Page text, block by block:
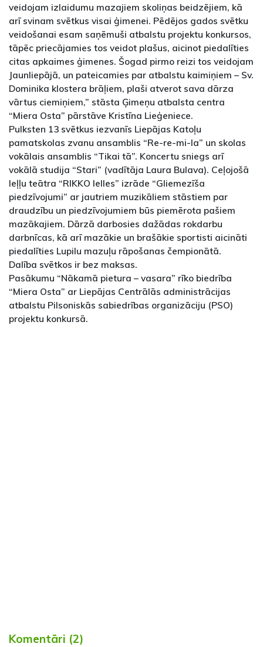
veidojam izlaidumu mazajiem skoliņas beidzējiem, kā
arī svinam svētkus visai ģimenei. Pēdējos gados svētku
veidošanai esam saņēmuši atbalstu projektu konkursos,
tāpēc priecājamies tos veidot plašus, aicinot piedalīties
citas apkaimes ģimenes. Šogad pirmo reizi tos veidojam
Jaunliepājā, un pateicamies par atbalstu kaimiņiem – Sv.
Dominika klostera brāļiem, plaši atverot sava dārza
vārtus ciemiņiem,” stāsta Ģimeņu atbalsta centra
“Miera Osta” pārstāve Kristīna Lieģeniece.
Pulksten 13 svētkus iezvanīs Liepājas Katoļu
pamatskolas zvanu ansamblis “Re-re-mi-la” un skolas
vokālais ansamblis “Tikai tā”. Koncertu sniegs arī
vokālā studija “Stari” (vadītāja Laura Bulava). Ceļojošā
leļļu teātra “RIKKO lelles” izrāde “Gliemezīša
piedzīvojumi” ar jautriem muzikāliem stāstiem par
draudzību un piedzīvojumiem būs piemērota pašiem
mazākajiem. Dārzā darbosies dažādas rokdarbu
darbnīcas, kā arī mazākie un brašākie sportisti aicināti
piedalīties Lupilu mazuļu rāpošanas čempionātā.
Dalība svētkos ir bez maksas.
Pasākumu “Nākamā pietura – vasara” rīko biedrība
“Miera Osta” ar Liepājas Centrālās administrācijas
atbalstu Pilsoniskās sabiedrības organizāciju (PSO)
projektu konkursā.
Komentāri (2)